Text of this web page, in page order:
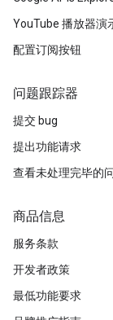
YouTube 播放器演
配置订阅按钮
问题跟踪器
提交 bug
提出功能请求
查看未处理完毕的
商品信息
服务条款
开发者政策
最低功能要求